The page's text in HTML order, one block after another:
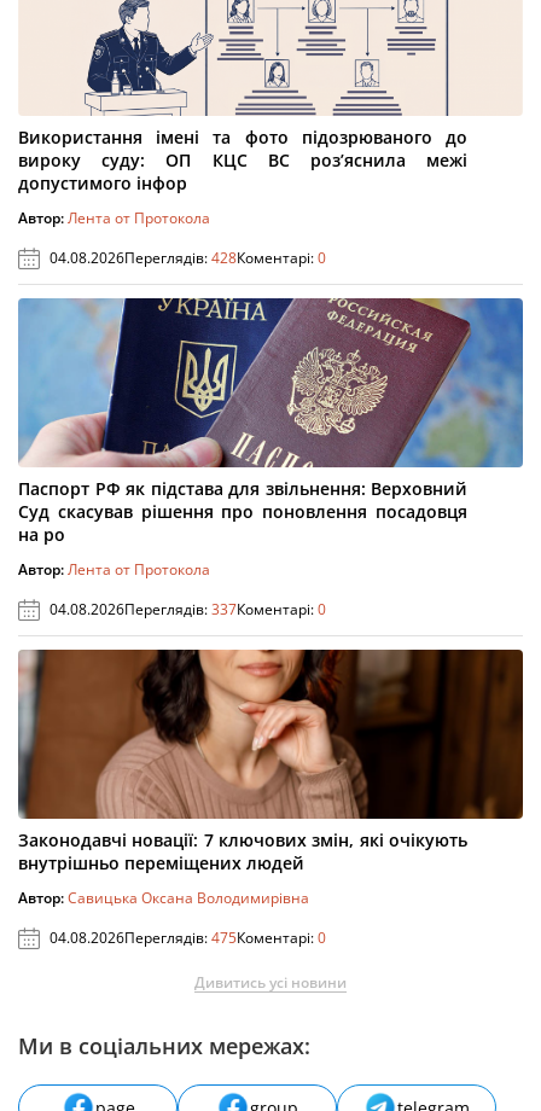
Використання імені та фото підозрюваного до
вироку суду: ОП КЦС ВС роз’яснила межі
допустимого інфор
Автор:Лента от Протокола
04.08.2026Переглядів:428Коментарі:0
Паспорт РФ як підстава для звільнення: Верховний
Суд скасував рішення про поновлення посадовця
на ро
Автор:Лента от Протокола
04.08.2026Переглядів:337Коментарі:0
Законодавчі новації: 7 ключових змін, які очікують
внутрішньо переміщених людей
Автор:Савицька Оксана Володимирівна
04.08.2026Переглядів:475Коментарі:0
Дивитись усі новини
Ми в соціальних мережах: